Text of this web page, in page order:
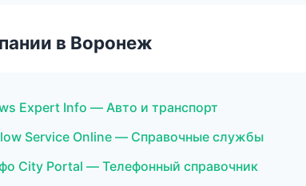
в Воронеж
Expert Info — Авто и транспорт
Service Online — Справочные службы
City Portal — Телефонный справочник